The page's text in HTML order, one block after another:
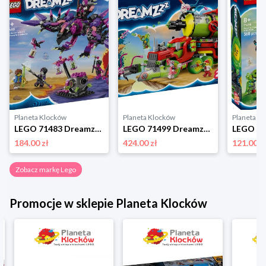
Planeta Klocków
LEGO 71483 Dreamzzz Stwory z koszmarów Nigdywiedźmy Lego
184.00 zł
Planeta Klocków
LEGO 71499 Dreamzzz Sprayowa ciężarówka Mateo Lego
424.00 zł
Planeta
121.00 zł
Zobacz markę Lego
Promocje w sklepie Planeta Klocków